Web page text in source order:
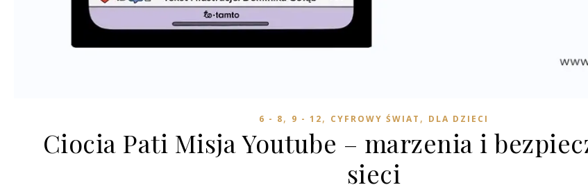
6 - 8, 9 - 12, CYFROWY ŚWIAT , DLA DZIECI
Ciocia Pati Misja Youtube – marzenia i
sieci